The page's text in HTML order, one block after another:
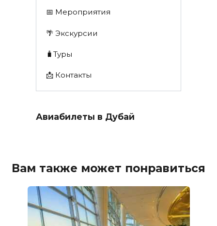
📅 Мероприятия
🌴 Экскурсии
🧳Туры
📩 Контакты
Авиабилеты в Дубай
Вам также может понравиться